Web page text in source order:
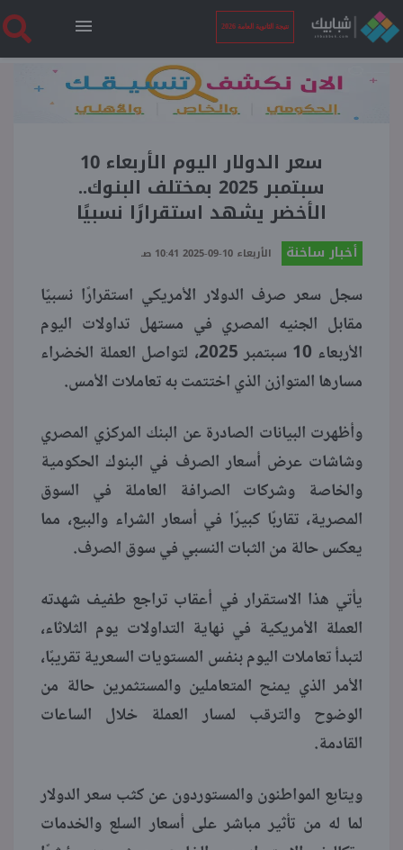
نتيجة الثانوية العامة 2026
الرئيسية
نتيجة الثانوية العامة 2026
أخبار ساخنة
بوابة الطلبة
ملفات
منوعات
سعر الدولار اليوم الأربعاء 10
سبتمبر 2025 بمختلف البنوك..
الأخضر يشهد استقرارًا نسبيًا
أخبار ساخنة الأربعاء 10-09-2025 10:41 صـ
سجل سعر صرف الدولار الأمريكي استقرارًا نسبيًا
مقابل الجنيه المصري في مستهل تداولات اليوم
الأربعاء 10 سبتمبر 2025، لتواصل العملة الخضراء
مسارها المتوازن الذي اختتمت به تعاملات الأمس.
وأظهرت البيانات الصادرة عن البنك المركزي المصري
وشاشات عرض أسعار الصرف في البنوك الحكومية
والخاصة وشركات الصرافة العاملة في السوق
المصرية، تقاربًا كبيرًا في أسعار الشراء والبيع، مما
يعكس حالة من الثبات النسبي في سوق الصرف.
يأتي هذا الاستقرار في أعقاب تراجع طفيف شهدته
العملة الأمريكية في نهاية التداولات يوم الثلاثاء،
لتبدأ تعاملات اليوم بنفس المستويات السعرية تقريبًا،
الأمر الذي يمنح المتعاملين والمستثمرين حالة من
الوضوح والترقب لمسار العملة خلال الساعات
القادمة.
ويتابع المواطنون والمستوردون عن كثب سعر الدولار
لما له من تأثير مباشر على أسعار السلع والخدمات